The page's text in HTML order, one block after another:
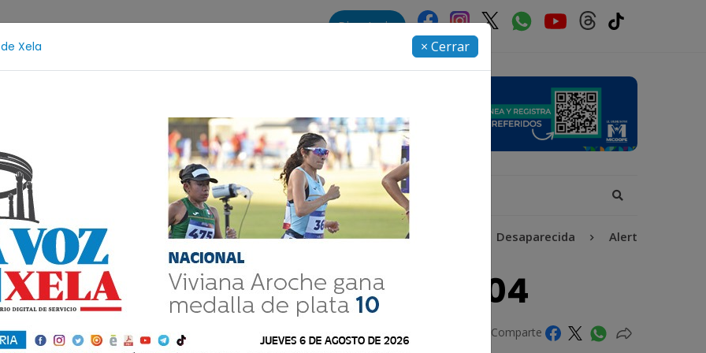
Xela × Cerrar
Directorio
La Voz de Xela Sports Contáctanos LA VOZ 25
Festival de Bandas 2026 Proceso Judicial Fátima Bosch Desaparecida Alerta Isabel-
del jueves 11 de junio | #2404
Comparte